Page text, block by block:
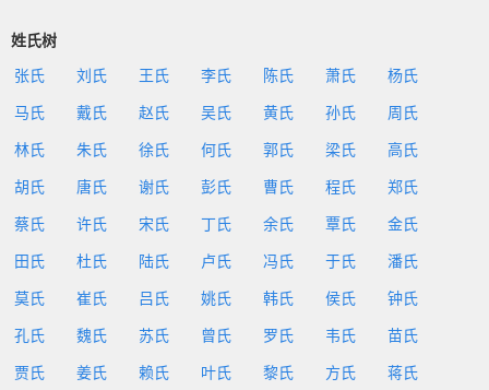
姓氏树
张氏 刘氏 王氏 李氏 陈氏 萧氏 杨氏
马氏 戴氏 赵氏 吴氏 黄氏 孙氏 周氏
林氏 朱氏 徐氏 何氏 郭氏 梁氏 高氏
胡氏 唐氏 谢氏 彭氏 曹氏 程氏 郑氏
蔡氏 许氏 宋氏 丁氏 余氏 覃氏 金氏
田氏 杜氏 陆氏 卢氏 冯氏 于氏 潘氏
莫氏 崔氏 吕氏 姚氏 韩氏 侯氏 钟氏
孔氏 魏氏 苏氏 曾氏 罗氏 韦氏 苗氏
贾氏 姜氏 赖氏 叶氏 黎氏 方氏 蒋氏